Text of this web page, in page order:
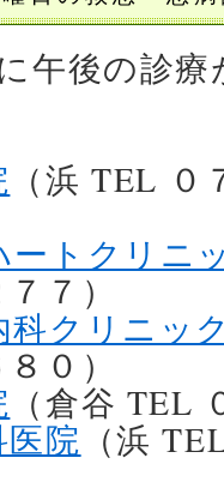
午後の診
（浜 TEL
ートクリニ
７）
クリニック
０）
（倉谷 TEL
医院 （浜